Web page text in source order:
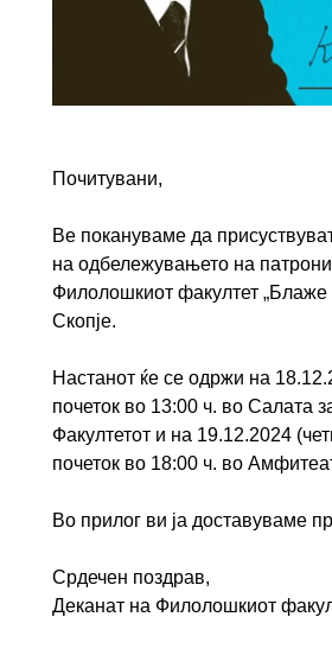
Почитувани,
Ве покануваме да
на одбележувањето на
Филолошкиот факултет „Блаже
Скопје.
Настанот ќе се одржи на
почеток во 13:00 ч. во Салата
Факултетот и на 19.12.2024
почеток во 18:00 ч. во
Во прилог ви ја доставуваме
Срдечен поздрав,
Деканат на Филолошкиот